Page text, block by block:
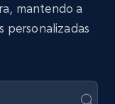
mantendo a
personalizadas